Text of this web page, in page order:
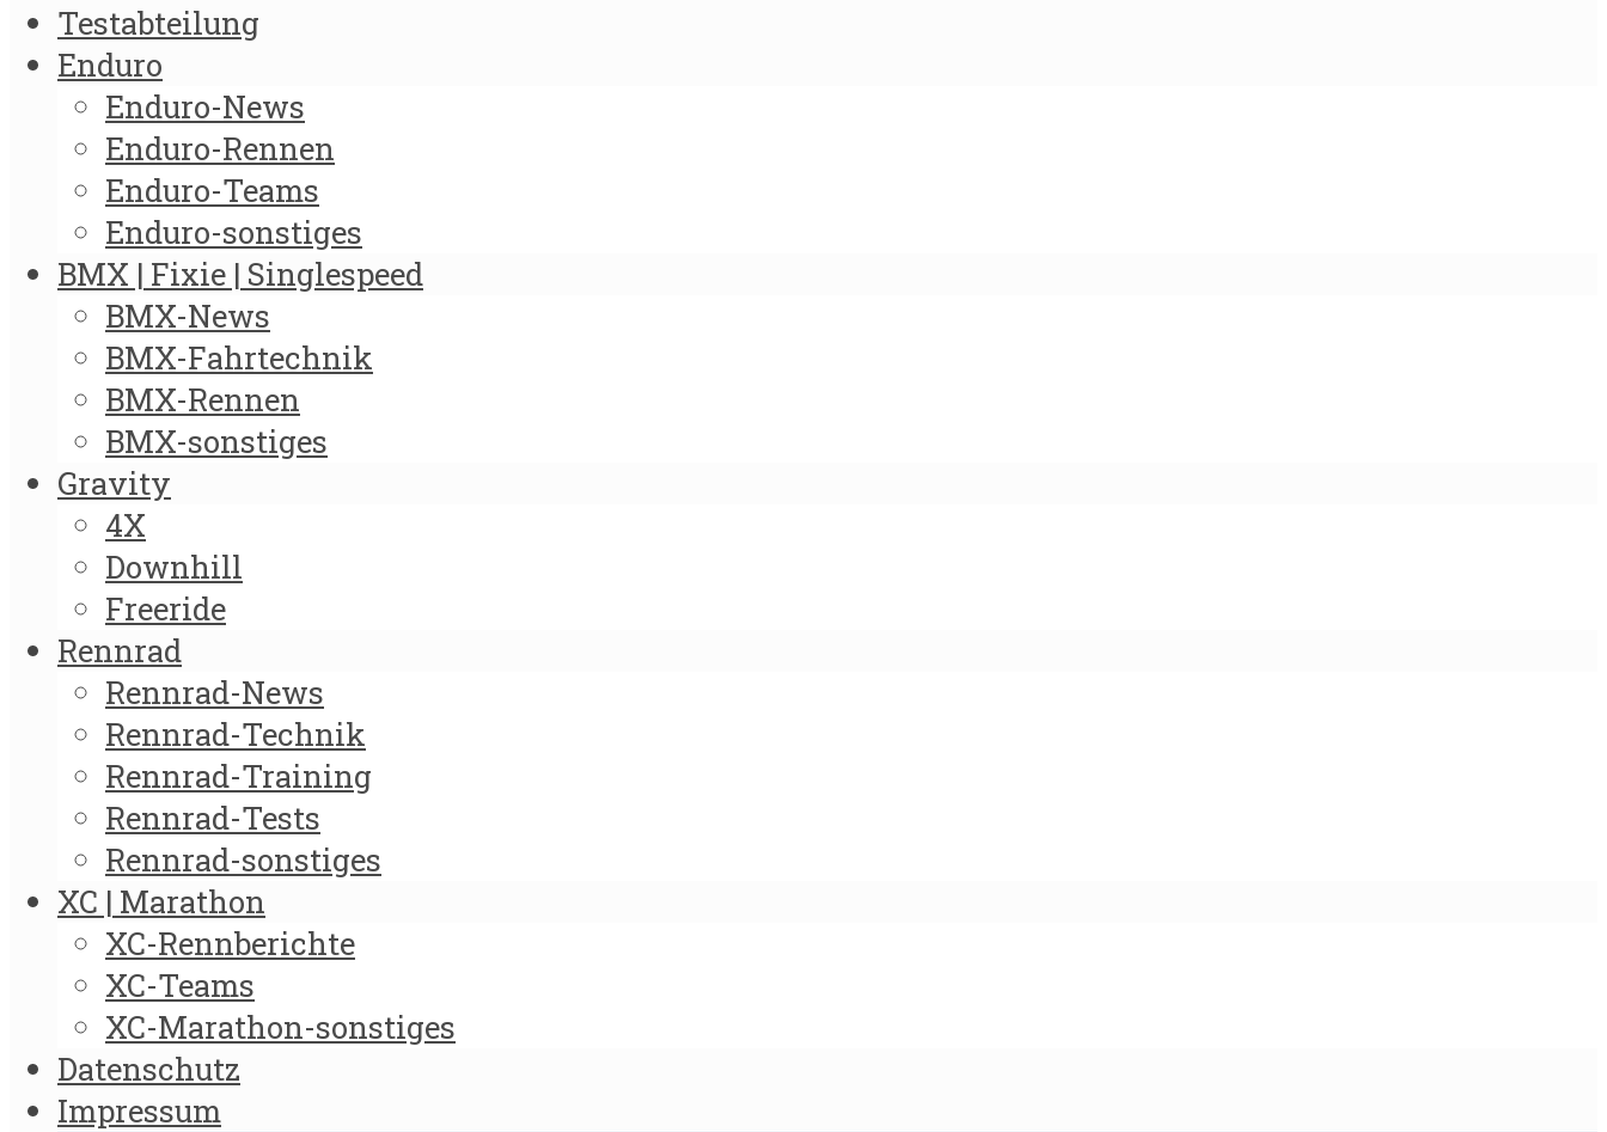
Testabteilung
Enduro
Enduro-News
Enduro-Rennen
Enduro-Teams
Enduro-sonstiges
BMX | Fixie | Singlespeed
BMX-News
BMX-Fahrtechnik
BMX-Rennen
BMX-sonstiges
Gravity
4X
Downhill
Freeride
Rennrad
Rennrad-News
Rennrad-Technik
Rennrad-Training
Rennrad-Tests
Rennrad-sonstiges
XC | Marathon
XC-Rennberichte
XC-Teams
XC-Marathon-sonstiges
Datenschutz
Impressum